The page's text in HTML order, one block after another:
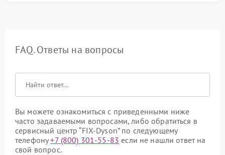
FAQ. Ответы на вопросы
Вы можете ознакомиться с приведенными ниже
часто задаваемыми вопросами, либо обратиться в
сервисный центр “FIX-Dyson” по следующему
телефону+7 (800) 301-55-83 если не нашли ответ на
свой вопрос.